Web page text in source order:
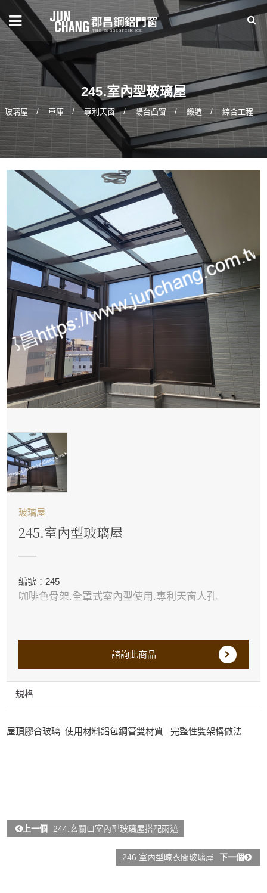
245.室內型玻璃屋
玻璃屋 車庫 專利天窗 陽台凸窗 鍛造 綜合工程
玻璃屋
245.室內型玻璃屋
編號：245
咖啡色骨架.全罩式室內型使用.專利天窗人孔
諮詢此商品
規格
屋頂膠合玻璃 使用材料鋁包鋼管雙材質 完整性雙架構做法
上一個 244.玄關口室內型玻璃屋搭配雨遮
246.室內型晾衣間玻璃屋 下一個